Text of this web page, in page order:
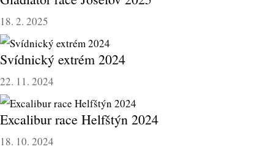
18. 2. 2025
Svídnický extrém 2024
22. 11. 2024
Excalibur race Helfštýn 2024
18. 10. 2024